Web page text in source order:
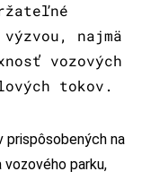
najmä
vozových
tokov.
prispôsobených na
parku,